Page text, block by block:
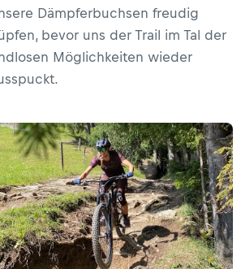
Dämpferbuchsen freudig
bevor uns der Trail im Tal der
Möglichkeiten wieder